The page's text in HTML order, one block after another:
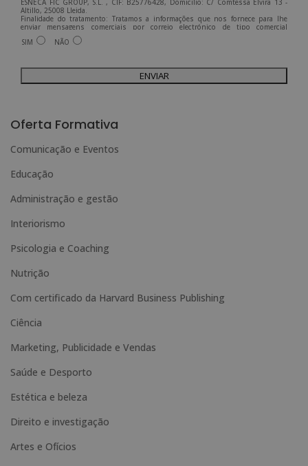
ESNECA FIC GROUP, S.L. , CIF: B25776428, Domicilio: C/ Comtessa Elvira 13 -
Altillo, 25008 Lleida.
Finalidade do tratamento: Tratamos a informações que nos fornece para lhe
enviar mensagens comerciais por correio electrónico de tipo comercial
relacionadas com os produtos oferecidos e outros produtos que possam ser do
seu interesse.
contactando-nos para o endereço admin@grupoesneca.com.
Para mais informações, consulte a nossa Política de Privacidade.
Deseja receber informação comercial (por telefone e/ou correio electrónico):
SIM NÃO
e
r
n
i
v
e
Oferta Formativa
Comunicação e Eventos
Educação
Administração e gestão
Interiorismo
Psicologia e Coaching
Nutrição
Com certificado da Harvard Business Publishing
Ciência
Marketing, Publicidade e Vendas
Saúde e Desporto
Estética e beleza
Direito e investigação
Artes e Ofícios